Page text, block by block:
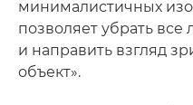
минималистичных
позволяет убрать
и направить взгляд
объект».